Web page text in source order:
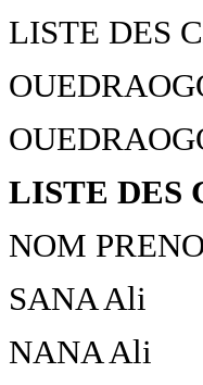
LISTE DES
LISTE DES
NOM
SANA Ali
NANA Ali